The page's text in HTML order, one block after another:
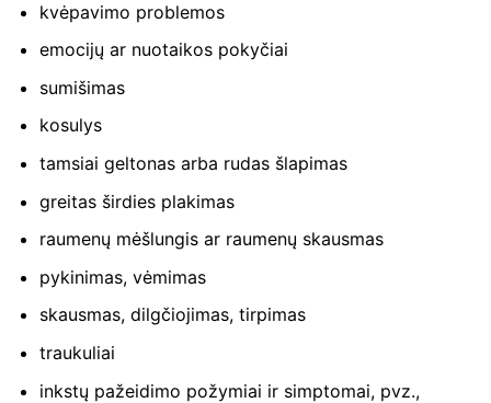
kvėpavimo problemos
emocijų ar nuotaikos pokyčiai
sumišimas
kosulys
tamsiai geltonas arba rudas šlapimas
greitas širdies plakimas
raumenų mėšlungis ar raumenų skausmas
pykinimas, vėmimas
skausmas, dilgčiojimas, tirpimas
traukuliai
inkstų pažeidimo požymiai ir simptomai, pvz.,